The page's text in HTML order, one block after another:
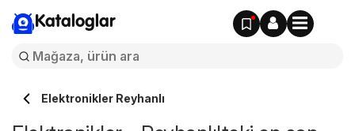
Kataloglar
Elektronikler Reyhanlı